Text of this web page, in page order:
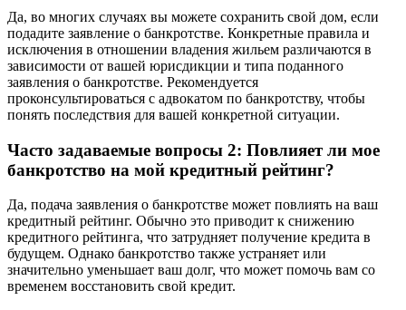
Да, во многих случаях вы можете сохранить свой дом, если
подадите заявление о банкротстве. Конкретные правила и
исключения в отношении владения жильем различаются в
зависимости от вашей юрисдикции и типа поданного
заявления о банкротстве. Рекомендуется
проконсультироваться с адвокатом по банкротству, чтобы
понять последствия для вашей конкретной ситуации.
Часто задаваемые вопросы 2: Повлияет ли мое
банкротство на мой кредитный рейтинг?
Да, подача заявления о банкротстве может повлиять на ваш
кредитный рейтинг. Обычно это приводит к снижению
кредитного рейтинга, что затрудняет получение кредита в
будущем. Однако банкротство также устраняет или
значительно уменьшает ваш долг, что может помочь вам со
временем восстановить свой кредит.